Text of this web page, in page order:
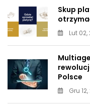
Skup
Lut 02,
Polsce
Gru